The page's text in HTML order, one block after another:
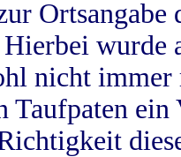
wurde
nicht
Taufpaten